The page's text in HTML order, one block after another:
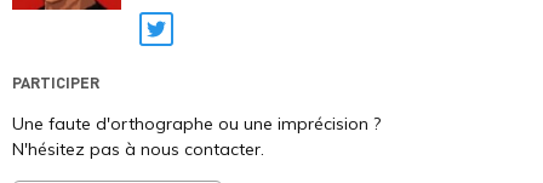
Twitter
PARTICIPER
Une faute d'orthographe ou une imprécision ?
N'hésitez pas à nous contacter.